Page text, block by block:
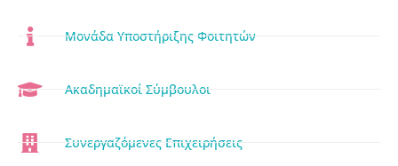
Μονάδα Υποστήριξης Φοιτητών
Ακαδημαϊκοί Σύμβουλοι
Συνεργαζόμενες Επιχειρήσεις